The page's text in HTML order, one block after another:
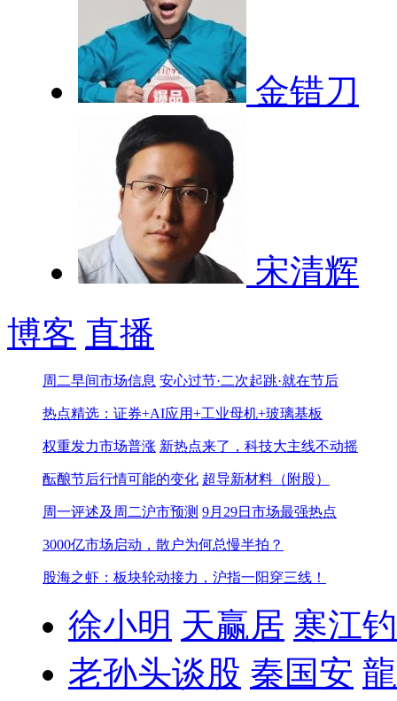
金错刀
宋清辉
博客 直播
周二早间市场信息 安心过节·二次起跳·就在节后
热点精选：证券+AI应用+工业母机+玻璃基板
权重发力市场普涨 新热点来了，科技大主线不动摇
酝酿节后行情可能的变化 超导新材料（附股）
周一评述及周二沪市预测 9月29日市场最强热点
3000亿市场启动，散户为何总慢半拍？
股海之虾：板块轮动接力，沪指一阳穿三线！
徐小明 天赢居 寒江
老孙头谈股 秦国安